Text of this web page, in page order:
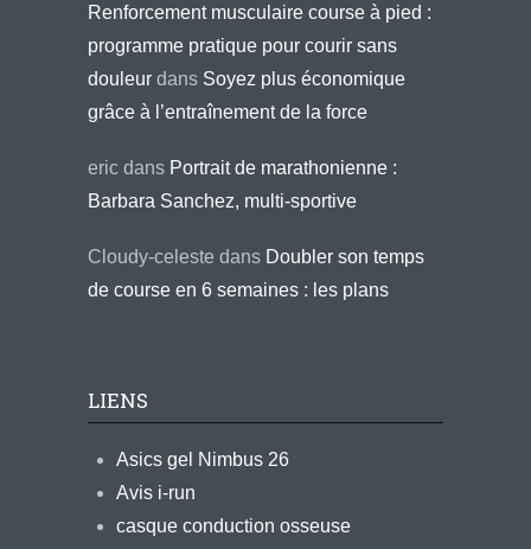
Renforcement musculaire course à pied :
programme pratique pour courir sans
douleur dans Soyez plus économique
grâce à l’entraînement de la force
eric dans Portrait de marathonienne :
Barbara Sanchez, multi-sportive
Cloudy-celeste dans Doubler son temps
de course en 6 semaines : les plans
LIENS
Asics gel Nimbus 26
Avis i-run
casque conduction osseuse